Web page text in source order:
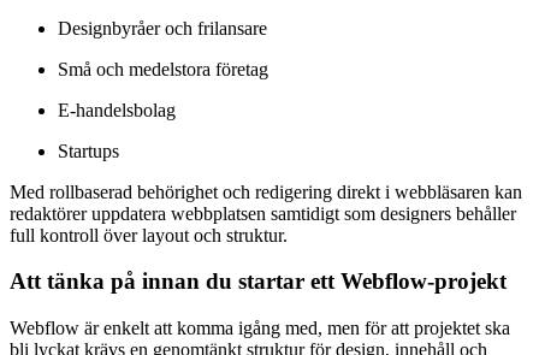
Designbyråer och frilansare
Små och medelstora företag
E-handelsbolag
Startups
Med rollbaserad behörighet och redigering direkt i webbläsaren kan
redaktörer uppdatera webbplatsen samtidigt som designers behåller
full kontroll över layout och struktur.
Att tänka på innan du startar ett Webflow-projekt
Webflow är enkelt att komma igång med, men för att projektet ska
bli lyckat krävs en genomtänkt struktur för design, innehåll och